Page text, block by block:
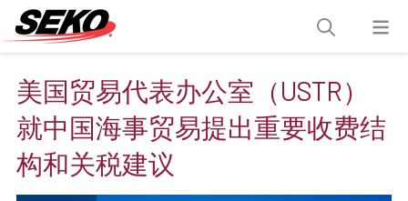
美国贸易代表办公室（USTR）
就中国海事贸易提出重要收费结
构和关税建议